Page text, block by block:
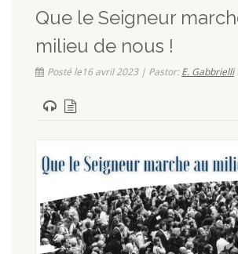
Que le Seigneur
milieu de nous !
Posté le16 avril 2023 | Pastor:E. Gabbrielli